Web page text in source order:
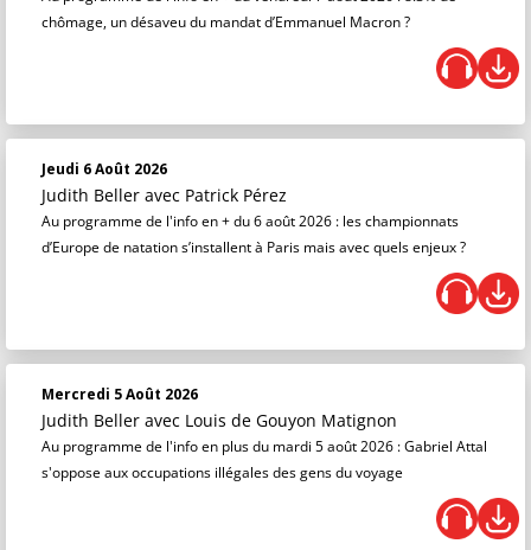
chômage, un désaveu du mandat d’Emmanuel Macron ?
Jeudi 6 Août 2026
Judith Beller avec Patrick Pérez
Au programme de l'info en + du 6 août 2026 : les championnats
d’Europe de natation s’installent à Paris mais avec quels enjeux ?
Mercredi 5 Août 2026
Judith Beller avec Louis de Gouyon Matignon
Au programme de l'info en plus du mardi 5 août 2026 : Gabriel Attal
s'oppose aux occupations illégales des gens du voyage